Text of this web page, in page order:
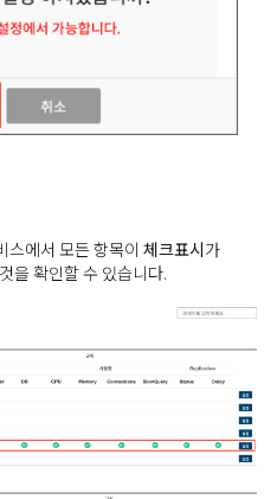
스에서 모든 항목이 체크표시가
을 확인할 수 있습니다.